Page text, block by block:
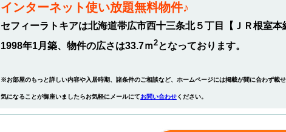
インターネット使い放題無料物件♪
セフィーラトキアは北海道帯広市西十三条北５丁目【ＪＲ根室
1998年1月築、物件の広さは33.7ｍ2となっております。
※お部屋のもっと詳しい内容や入居時期、諸条件のご相談など、ホームページには掲載が間に合わず載せ
気になることが御座いましたらお気軽にメールにてお問い合わせください。